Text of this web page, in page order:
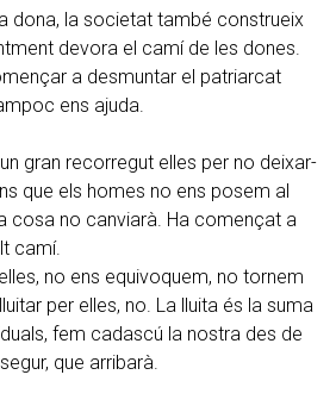
dona, la societat també construeix
devora el camí de les dones.
a desmuntar el patriarcat
ens ajuda.
gran recorregut elles per no deixar-
que els homes no ens posem al
cosa no canviarà. Ha començat a
camí.
no ens equivoquem, no tornem
per elles, no. La lluita és la suma
fem cadascú la nostra des de
que arribarà.